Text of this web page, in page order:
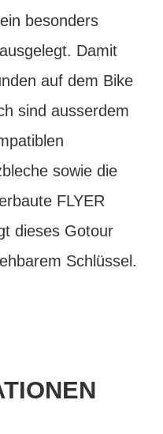
besonders
Damit
auf dem Bike
sind ausserdem
sowie die
FLYER
dieses Gotour
Schlüssel.